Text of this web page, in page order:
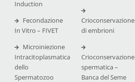
Induction
Fecondazione
In Vitro – FIVET
Microiniezione
Intracitoplasmatica
dello
Spermatozoo
Crioconservazione
di embrioni
Crioconservazione
spermatica –
Banca del Seme